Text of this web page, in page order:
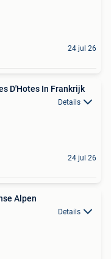
24 jul 26
D'Hotes In Frankrijk
Details
24 jul 26
Alpen
Details